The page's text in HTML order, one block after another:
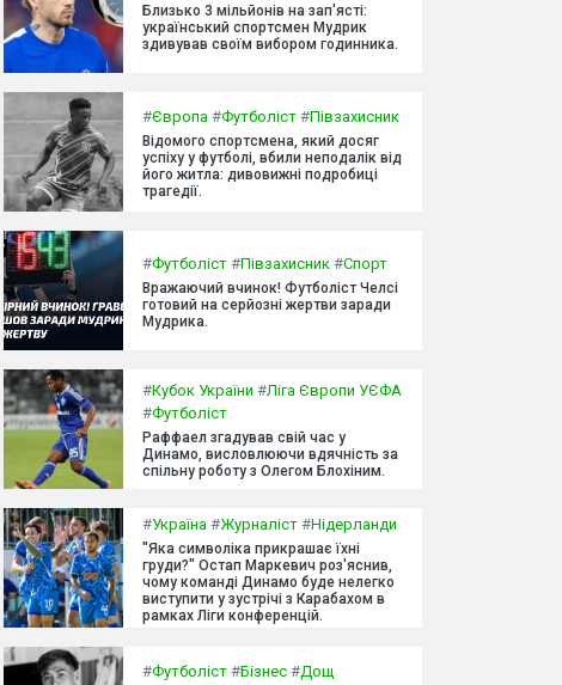
Близько 3 мільйонів на зап'ясті:
український спортсмен Мудрик
здивував своїм вибором годинника.
#Європа #Футболіст #Півзахисник
Відомого спортсмена, який досяг
успіху у футболі, вбили неподалік від
його житла: дивовижні подробиці
трагедії.
#Футболіст #Півзахисник #Спорт
Вражаючий вчинок! Футболіст Челсі
готовий на серйозні жертви заради
Мудрика.
#Кубок України #Ліга Європи УЄФА
#Футболіст
Раффаел згадував свій час у
Динамо, висловлюючи вдячність за
спільну роботу з Олегом Блохіним.
#Україна #Журналіст #Нідерланди
"Яка символіка прикрашає їхні
груди?" Остап Маркевич роз'яснив,
чому команді Динамо буде нелегко
виступити у зустрічі з Карабахом в
рамках Ліги конференцій.
#Футболіст #Бізнес #Дощ